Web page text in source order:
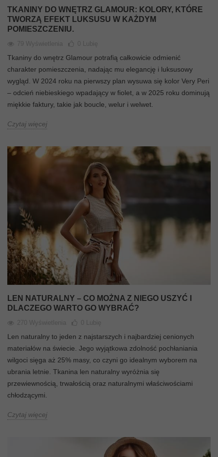
TKANINY DO WNĘTRZ GLAMOUR: KOLORY, KTÓRE
TWORZĄ EFEKT LUKSUSU W KAŻDYM
POMIESZCZENIU.
79 Wyświetlenia 0 Lubię
Tkaniny do wnętrz Glamour potrafią całkowicie odmienić
charakter pomieszczenia, nadając mu elegancję i luksusowy
wygląd. W 2024 roku na pierwszy plan wysuwa się kolor Very Peri
– odcień niebieskiego wpadający w fiolet, a w 2025 roku dominują
miękkie faktury, takie jak boucle, welur i welwet.
Czytaj więcej
LEN NATURALNY – CO MOŻNA Z NIEGO USZYĆ I
DLACZEGO WARTO GO WYBRAĆ?
270 Wyświetlenia Lubię
Len naturalny to jeden z najstarszych i najbardziej cenionych
materiałów na świecie. Jego wyjątkowa zdolność pochłaniania
wilgoci sięga aż 25% masy, co czyni go idealnym wyborem na
ubrania letnie. Tkanina len naturalny wyróżnia się
przewiewnością, trwałością oraz naturalnymi właściwościami
chłodzącymi.
Czytaj więcej